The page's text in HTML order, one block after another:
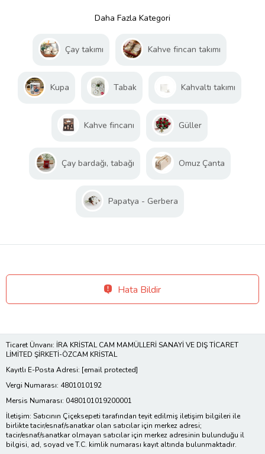
Daha Fazla Kategori
Çay takımı Kahve fincan takımı
Kupa Tabak Kahvaltı takımı
Kahve fincanı Güller
Çay bardağı, tabağı Omuz Çanta
Papatya - Gerbera
Hata Bildir
Ticaret Ünvanı: İRA KRİSTAL CAM MAMÜLLERİ SANAYİ VE DIŞ TİCARET
LİMİTED ŞİRKETİ-ÖZCAM KRİSTAL
Kayıtlı E-Posta Adresi: [email protected]
Vergi Numarası: 4801010192
Mersis Numarası: 0480101019200001
İletişim: Satıcının Çiçeksepeti tarafından teyit edilmiş iletişim bilgileri ile
birlikte tacir/esnaf/sanatkar olan satıcılar için merkez adresi;
tacir/esnaf/sanatkar olmayan satıcılar için merkez adresinin bulunduğu il
bilgisi, ad, soyad ve T.C. kimlik numarası kayıt altında bulunmaktadır.